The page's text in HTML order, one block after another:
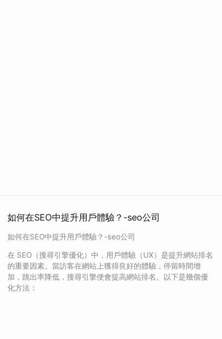
如何在SEO中提升用戶體驗？-seo公司
如何在SEO中提升用戶體驗？-seo公司
在 SEO（搜尋引擎優化）中，用戶體驗（UX）是提升網站排名
的重要因素。當訪客在網站上獲得良好的體驗，停留時間增
加，跳出率降低，搜尋引擎便會提高網站排名。以下是幾個優
化方法：